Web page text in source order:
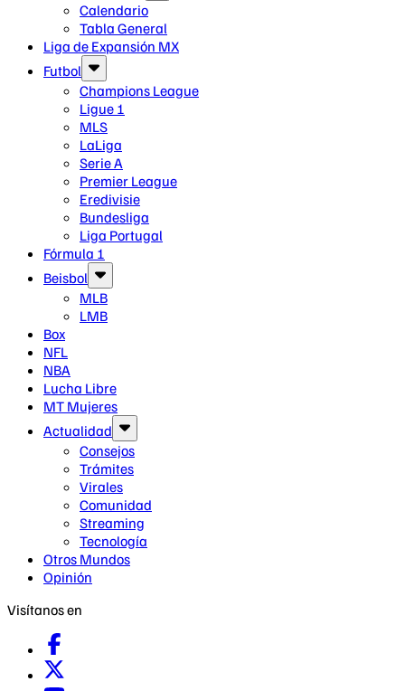
Calendario
Tabla General
Liga de Expansión MX
Futbol
Champions League
Ligue 1
MLS
LaLiga
Serie A
Premier League
Eredivisie
Bundesliga
Liga Portugal
Fórmula 1
Beisbol
MLB
LMB
Box
NFL
NBA
Lucha Libre
MT Mujeres
Actualidad
Consejos
Trámites
Virales
Comunidad
Streaming
Tecnología
Otros Mundos
Opinión
Visítanos en